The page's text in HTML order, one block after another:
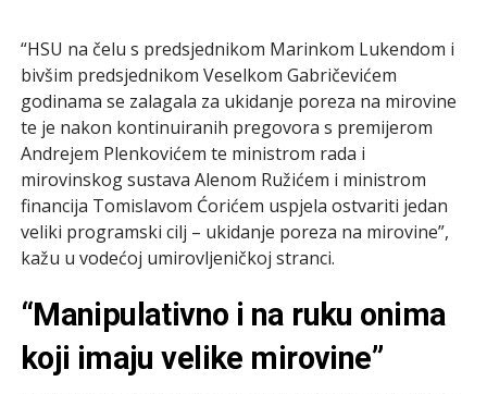
“HSU na čelu s predsjednikom Marinkom Lukendom i
bivšim predsjednikom Veselkom Gabričevićem
godinama se zalagala za ukidanje poreza na mirovine
te je nakon kontinuiranih pregovora s premijerom
Andrejem Plenkovićem te ministrom rada i
mirovinskog sustava Alenom Ružićem i ministrom
financija Tomislavom Ćorićem uspjela ostvariti jedan
veliki programski cilj – ukidanje poreza na mirovine”,
kažu u vodećoj umirovljeničkoj stranci.
“Manipulativno i na ruku onima
koji imaju velike mirovine”